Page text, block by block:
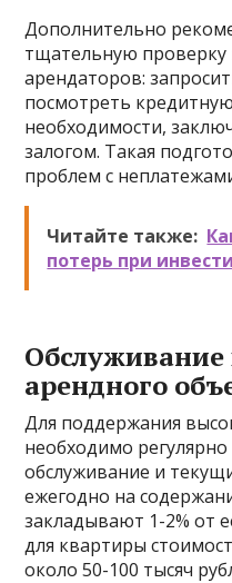
Дополнительно
тщательную
арендаторов:
посмотреть
необходимости,
залогом. Такая
проблем с
Читайте также:
потерь при
арендного
Для поддержания
необходимо
обслуживание и
ежегодно на
закладывают 1-2% от
для квартиры
около 50-100 тысяч